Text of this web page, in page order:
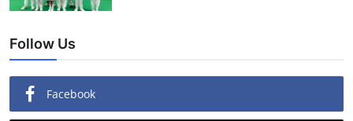
Follow Us
Facebook